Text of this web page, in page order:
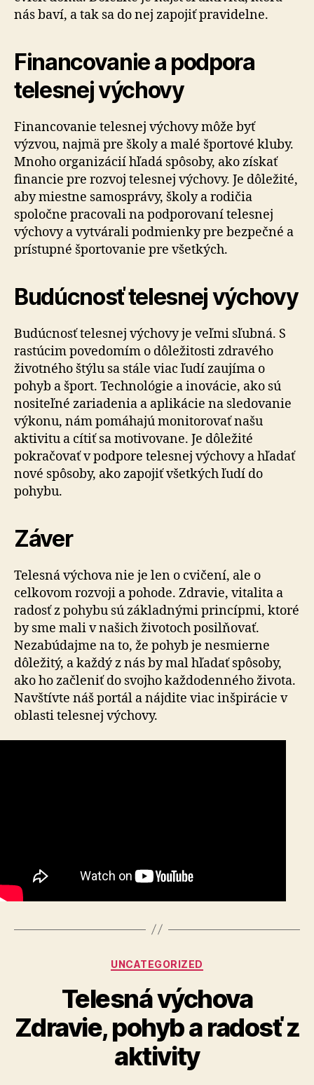
nás baví, a tak sa do nej zapojiť pravidelne.
Financovanie a podpora
telesnej výchovy
Financovanie telesnej výchovy môže byť
výzvou, najmä pre školy a malé športové kluby.
Mnoho organizácií hľadá spôsoby, ako získať
financie pre rozvoj telesnej výchovy. Je dôležité,
aby miestne samosprávy, školy a rodičia
spoločne pracovali na podporovaní telesnej
výchovy a vytvárali podmienky pre bezpečné a
prístupné športovanie pre všetkých.
Budúcnosť telesnej výchovy
Budúcnosť telesnej výchovy je veľmi sľubná. S
rastúcim povedomím o dôležitosti zdravého
životného štýlu sa stále viac ľudí zaujíma o
pohyb a šport. Technológie a inovácie, ako sú
nositeľné zariadenia a aplikácie na sledovanie
výkonu, nám pomáhajú monitorovať našu
aktivitu a cítiť sa motivovane. Je dôležité
pokračovať v podpore telesnej výchovy a hľadať
nové spôsoby, ako zapojiť všetkých ľudí do
pohybu.
Záver
Telesná výchova nie je len o cvičení, ale o
celkovom rozvoji a pohode. Zdravie, vitalita a
radosť z pohybu sú základnými princípmi, ktoré
by sme mali v našich životoch posilňovať.
Nezabúdajme na to, že pohyb je nesmierne
dôležitý, a každý z nás by mal hľadať spôsoby,
ako ho začleniť do svojho každodenného života.
Navštívte náš portál a nájdite viac inšpirácie v
oblasti telesnej výchovy.
Categories
UNCATEGORIZED
Telesná výchova
Zdravie, pohyb a radosť z
aktivity